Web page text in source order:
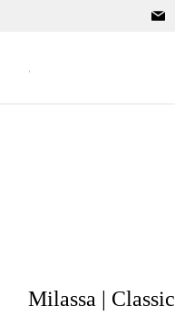
Контакты
Milassa | Сlassic